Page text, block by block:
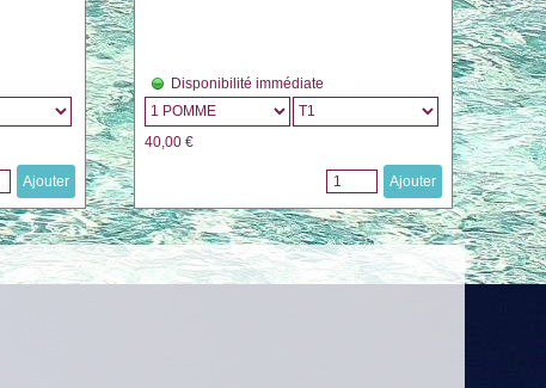
Ajouter
Disponibilité immédiate
40,00 €
Ajouter